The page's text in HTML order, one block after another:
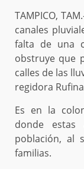
TAMPICO,
canales
falta de una
obstruye que
calles de las
regidora
Es en la
donde estas
población, al
familias.